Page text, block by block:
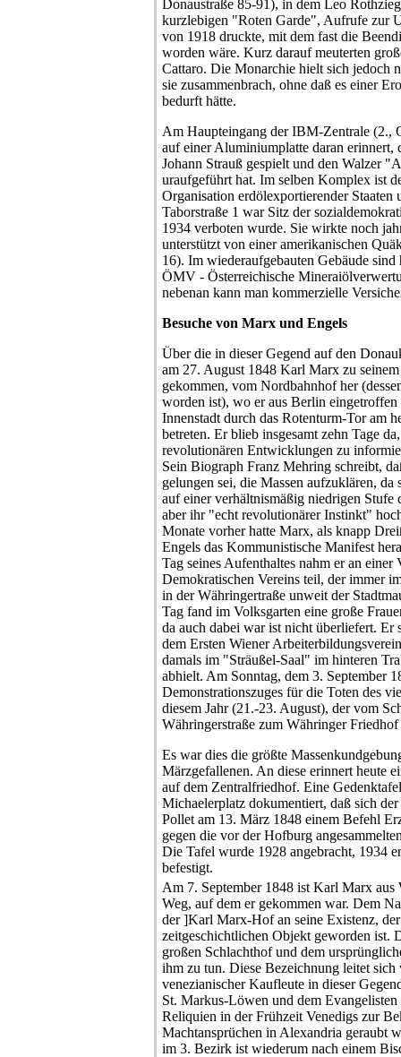
Donaustraße 85-91), in dem Leo
kurzlebigen "Roten Garde", Aufrufe zur
von 1918 druckte, mit dem fast die
worden wäre. Kurz darauf meuterten
Cattaro. Die Monarchie hielt sich jedoch
sie zusammenbrach, ohne daß es einer
bedurft hätte.
Am Haupteingang der IBM-Zentrale (2.,
auf einer Aluminiumplatte daran erinnert,
Johann Strauß gespielt und den Walzer
uraufgeführt hat. Im selben Komplex ist
Organisation erdölexportierender Staaten
Taborstraße 1 war Sitz der
1934 verboten wurde. Sie wirkte noch
unterstützt von einer amerikanischen
16). Im wiederaufgebauten Gebäude
ÖMV - Österreichische
nebenan kann man kommerzielle
Besuche von Marx und Engels
Über die in dieser Gegend auf den
am 27. August 1848 Karl Marx zu
gekommen, vom Nordbahnhof her
worden ist), wo er aus Berlin
Innenstadt durch das Rotenturm-Tor am
betreten. Er blieb insgesamt zehn Tage
revolutionären Entwicklungen zu
Sein Biograph Franz Mehring schreibt,
gelungen sei, die Massen aufzuklären,
auf einer verhältnismäßig niedrigen
aber ihr "echt revolutionärer Instinkt"
Monate vorher hatte Marx, als knapp
Engels das Kommunistische Manifest
Tag seines Aufenthaltes nahm er an einer
Demokratischen Vereins teil, der immer
in der Währingertraße unweit der
Tag fand im Volksgarten eine große
da auch dabei war ist nicht überliefert. Er
dem Ersten Wiener
damals im "Sträußel-Saal" im hinteren
abhielt. Am Sonntag, dem 3. September
Demonstrationszuges für die Toten des
diesem Jahr (21.-23. August), der vom
Währingerstraße zum Währinger
Es war dies die größte
Märzgefallenen. An diese erinnert heute
auf dem Zentralfriedhof. Eine
Michaelerplatz dokumentiert, daß sich
Pollet am 13. März 1848 einem Befehl
gegen die vor der Hofburg
Die Tafel wurde 1928 angebracht, 1934
befestigt.
Am 7. September 1848 ist Karl Marx aus
Weg, auf dem er gekommen war. Dem
der ]Karl Marx-Hof an seine Existenz,
zeitgeschichtlichen Objekt geworden ist.
großen Schlachthof und dem
ihm zu tun. Diese Bezeichnung leitet sich
venezianischer Kaufleute in dieser
St. Markus-Löwen und dem Evangelisten
Reliquien in der Frühzeit Venedigs zur
Machtansprüchen in Alexandria geraubt
im 3. Bezirk ist wiederum nach einem